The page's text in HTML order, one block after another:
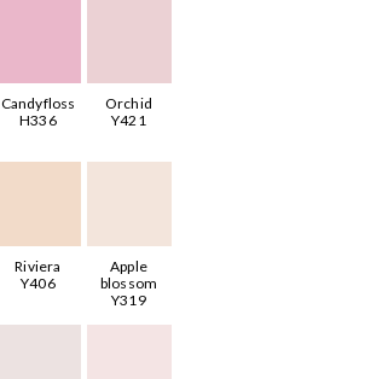
Candyfloss
H336
Orchid
Y421
Riviera
Y406
Apple
blossom
Y319